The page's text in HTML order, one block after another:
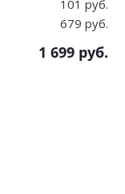
101 руб.
679 руб.
1 699 руб.